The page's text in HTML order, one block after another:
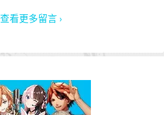
查看更多留言 ›